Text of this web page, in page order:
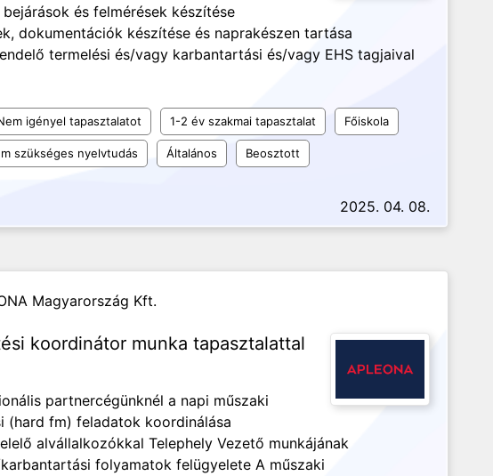
és felmérések készítése
dokumentációk készítése és naprakészen tartása
termelési és/vagy karbantartási és/vagy EHS tagjaival
igényel tapasztalatot 1-2 év szakmai tapasztalat Főiskola
szükséges nyelvtudás Általános Beosztott
2025. 04. 08.
Magyarország Kft.
koordinátor munka tapasztalattal
partnercégünknél a napi műszaki
(hard fm) feladatok koordinálása
alvállalkozókkal Telephely Vezető munkájának
folyamatok felügyelete A műszaki